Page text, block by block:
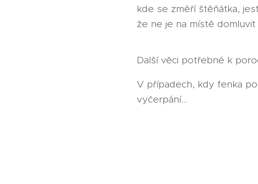
kde se změří štěňátka,
že ne je na místě
Další věci potřebné k
V případech, kdy fenka
vyčerpání...